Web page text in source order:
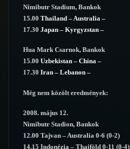
Nimibutr Stadium, Bankok
15.00 Thailand – Australia –
17.30 Japan – Kyrgyzstan –
Hua Mark Csarnok, Bankok
15.00 Uzbekistan – China –
17.30 Iran – Lebanon –
Még nem közölt eredmények:
2008. május 12.
Nimibutr Stadion, Bankok
12.00 Tajvan – Australia 0-6 (0-2)
14.15 Indonézia – Thaiföld 0-11 (0-4)